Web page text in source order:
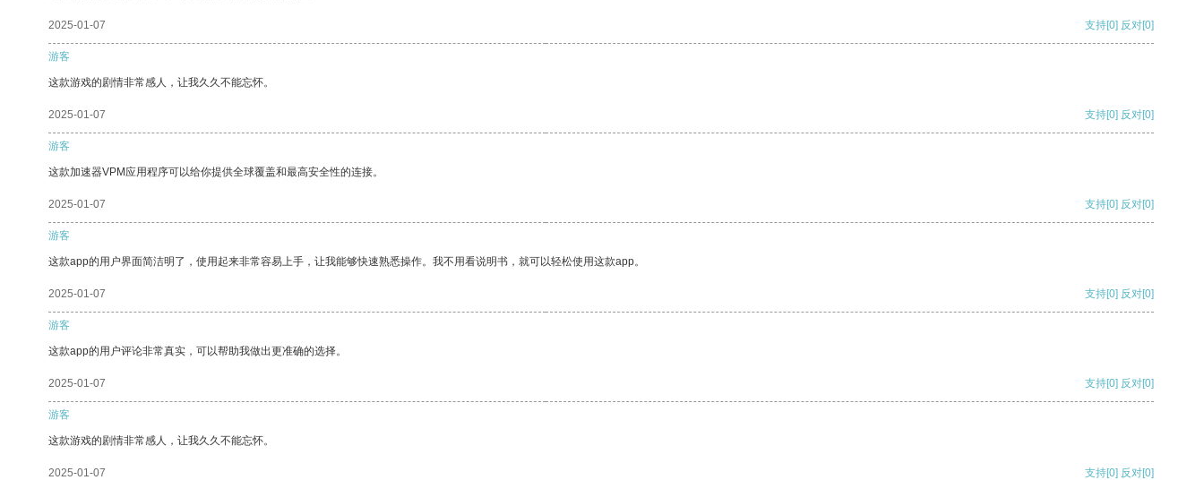
2025-01-07 支持[0] 反对[0]
游客
这款游戏的剧情非常感人，让我久久不能忘怀。
2025-01-07 支持[0] 反对[0]
游客
这款加速器VPM应用程序可以给你提供全球覆盖和最高安全性的连接。
2025-01-07 支持[0] 反对[0]
游客
这款app的用户界面简洁明了，使用起来非常容易上手，让我能够快速熟悉操作。我不用看说明书，就可以轻松使用这款app。
2025-01-07 支持[0] 反对[0]
游客
这款app的用户评论非常真实，可以帮助我做出更准确的选择。
2025-01-07 支持[0] 反对[0]
游客
这款游戏的剧情非常感人，让我久久不能忘怀。
2025-01-07 支持[0] 反对[0]